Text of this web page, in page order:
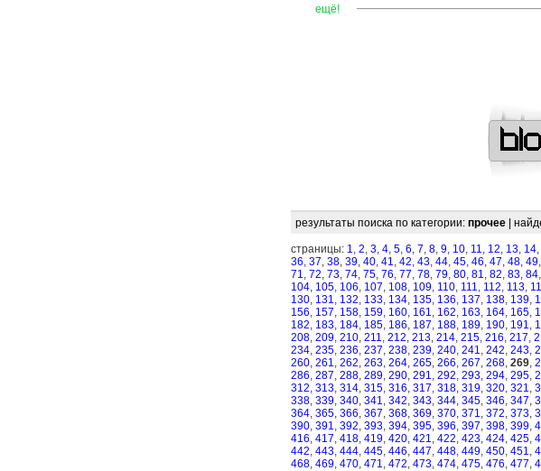
ещё! ————————————
результаты поиска по категории: прочее |
страницы: 1, 2, 3, 4, 5, 6, 7, 8, 9, 10, 11, 12, 13, 14,
36, 37, 38, 39, 40, 41, 42, 43, 44, 45, 46, 47, 48, 49,
71, 72, 73, 74, 75, 76, 77, 78, 79, 80, 81, 82, 83, 84,
104, 105, 106, 107, 108, 109, 110, 111, 112, 113,
130, 131, 132, 133, 134, 135, 136, 137, 138, 139,
156, 157, 158, 159, 160, 161, 162, 163, 164, 165,
182, 183, 184, 185, 186, 187, 188, 189, 190, 191,
208, 209, 210, 211, 212, 213, 214, 215, 216, 217,
234, 235, 236, 237, 238, 239, 240, 241, 242, 243,
260, 261, 262, 263, 264, 265, 266, 267, 268, 269,
286, 287, 288, 289, 290, 291, 292, 293, 294, 295,
312, 313, 314, 315, 316, 317, 318, 319, 320, 321,
338, 339, 340, 341, 342, 343, 344, 345, 346, 347,
364, 365, 366, 367, 368, 369, 370, 371, 372, 373,
390, 391, 392, 393, 394, 395, 396, 397, 398, 399,
416, 417, 418, 419, 420, 421, 422, 423, 424, 425,
442, 443, 444, 445, 446, 447, 448, 449, 450, 451,
468, 469, 470, 471, 472, 473, 474, 475, 476, 477,